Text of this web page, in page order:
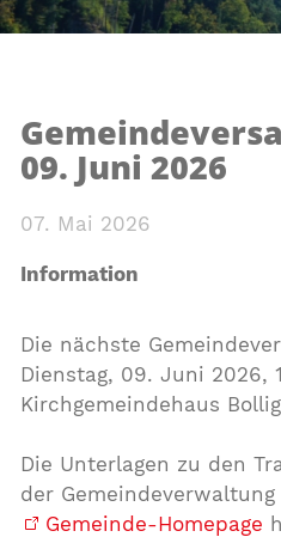
09. Juni 2026
07. Mai 2026
Information
Die nächste
Dienstag, 09. Juni 2026,
Kirchgemeindehaus
Die Unterlagen zu den
der
Gemeinde-Homepage